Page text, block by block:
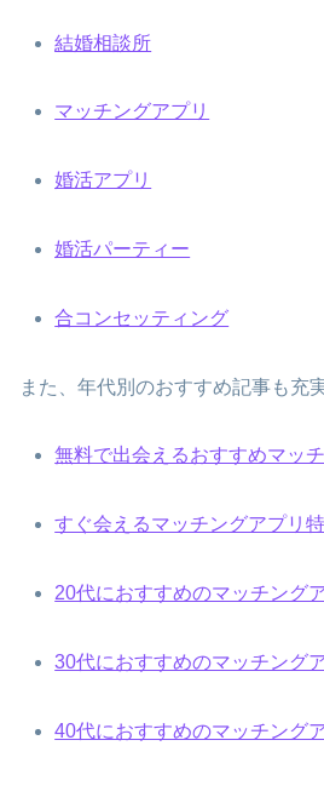
結婚相談所
マッチングアプリ
婚活アプリ
婚活パーティー
合コンセッティング
また、年代別のおすすめ記事も充
無料で出会えるおすすめマッ
すぐ会えるマッチングアプリ
20代におすすめのマッチング
30代におすすめのマッチング
40代におすすめのマッチング